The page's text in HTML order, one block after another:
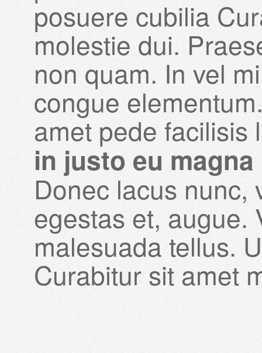
posuere cubilia
molestie dui.
non quam. In vel
congue
amet pede
in justo eu
Donec lacus nunc,
egestas et, augue.
malesuada tellus.
Curabitur sit amet